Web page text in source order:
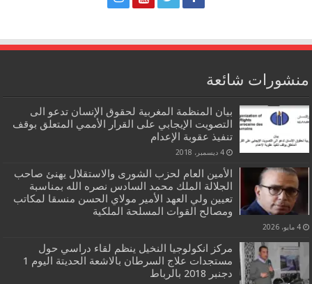
منشورات شائعة
بيان المنظمة المغربية لحقوق الإنسان تدعو الى
التصويت الإيجابي على القرار الأممي المتعلق بوقف
تنفيذ عقوبة الإعدام
4 ديسمبر، 2018
الأمين العام لحزب الشورى والاستقلال يهنئ صاحب
الجلالة الملك محمد السادس نصره الله بمناسبة
تعيين ولي العهد الأمير مولاي الحسن منسقا لمكاتب
ومصالح القوات المسلحة الملكية
4 مايو، 2026
مركز انكولوجيا النخيل ينظم لقاء دراسي حول
مستجدات علاج السرطان بالاشعة الحديتة اليوم 1
دجنبر 2018 بالرباط